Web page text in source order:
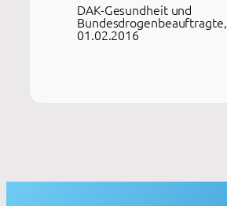
DAK-Gesundheit und
Bundesdrogenbeauftragte,
01.02.2016